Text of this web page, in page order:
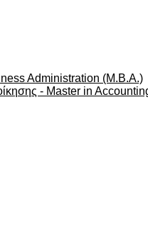
Administration (M.B.A.)
- Master in